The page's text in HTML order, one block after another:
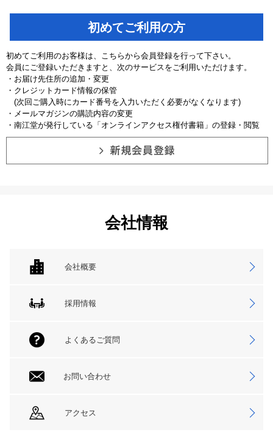
初めてご利用の方
初めてご利用のお客様は、こちらから会員登録を行って下さい。
会員にご登録いただきますと、次のサービスをご利用いただけます。
・お届け先住所の追加・変更
・クレジットカード情報の保管
(次回ご購入時にカード番号を入力いただく必要がなくなります)
・メールマガジンの購読内容の変更
・南江堂が発行している「オンラインアクセス権付書籍」の登録・閲覧
会社情報
会社概要
採用情報
よくあるご質問
お問い合わせ
アクセス